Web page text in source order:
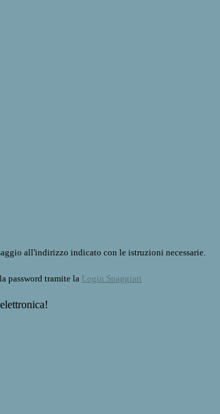
all'indirizzo indicato con le istruzioni necessarie.
password tramite la Login Spaggiari